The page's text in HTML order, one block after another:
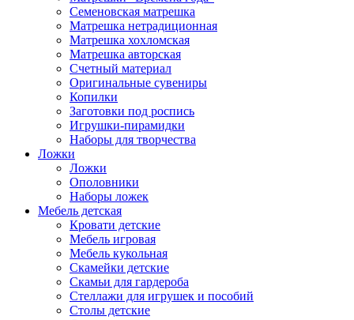
Семеновская матрешка
Матрешка нетрадиционная
Матрешка хохломская
Матрешка авторская
Счетный материал
Оригинальные сувениры
Копилки
Заготовки под роспись
Игрушки-пирамидки
Наборы для творчества
Ложки
Ложки
Ополовники
Наборы ложек
Мебель детская
Кровати детские
Мебель игровая
Мебель кукольная
Скамейки детские
Скамьи для гардероба
Стеллажи для игрушек и пособий
Столы детские